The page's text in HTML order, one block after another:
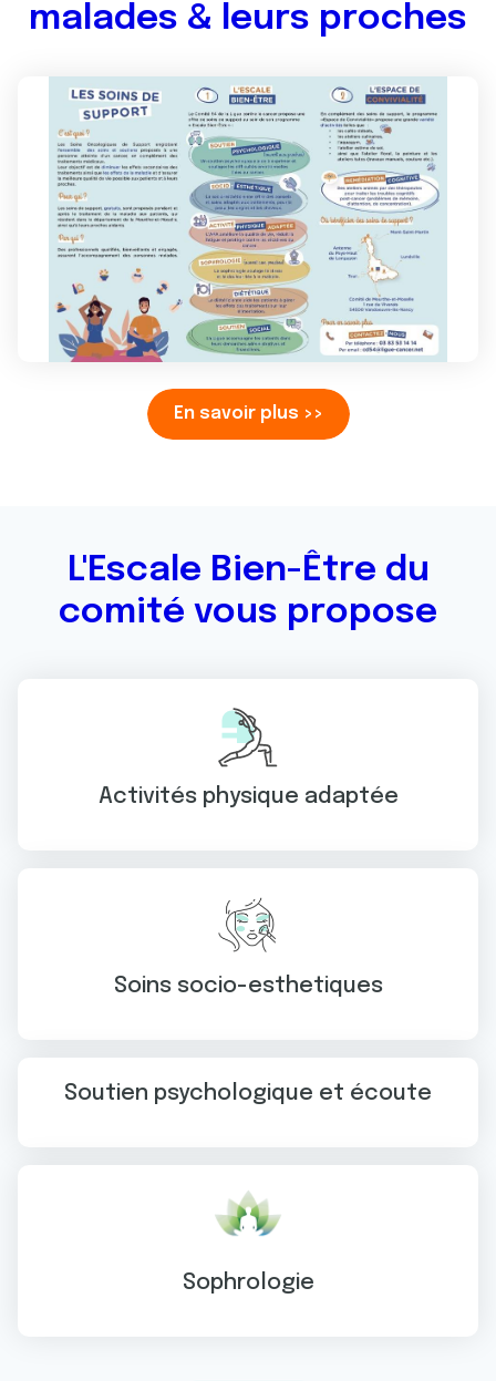
malades & leurs proches
En savoir plus >>
L'Escale Bien-Être du
comité vous propose
Activités physique adaptée
Soins socio-esthetiques
Soutien psychologique et écoute
Sophrologie